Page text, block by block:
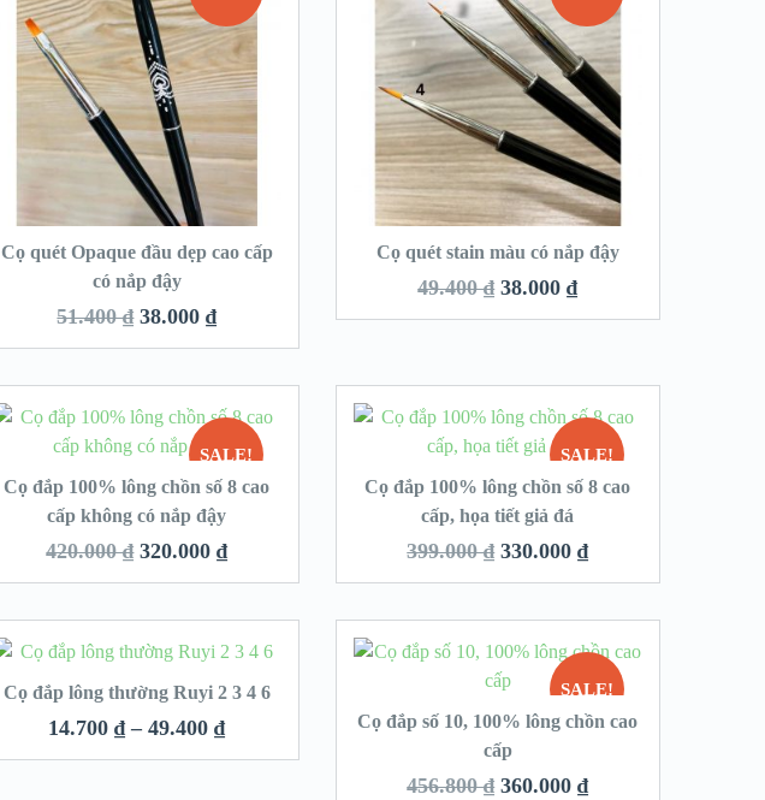
Cọ quét Opaque đầu dẹp cao cấp
có nắp đậy
51.400₫ 38.000₫
Cọ quét stain màu có nắp đậy
49.400₫ 38.000₫
SALE!
Cọ đắp 100% lông chồn số 8 cao
cấp không có nắp đậy
420.000₫ 320.000₫
SALE!
Cọ đắp 100% lông chồn số 8 cao
cấp, họa tiết giả đá
399.000₫ 330.000₫
Cọ đắp lông thường Ruyi 2 3 4 6
14.700₫ – 49.400₫
SALE!
Cọ đắp số 10, 100% lông chồn cao
cấp
456.800₫ 360.000₫